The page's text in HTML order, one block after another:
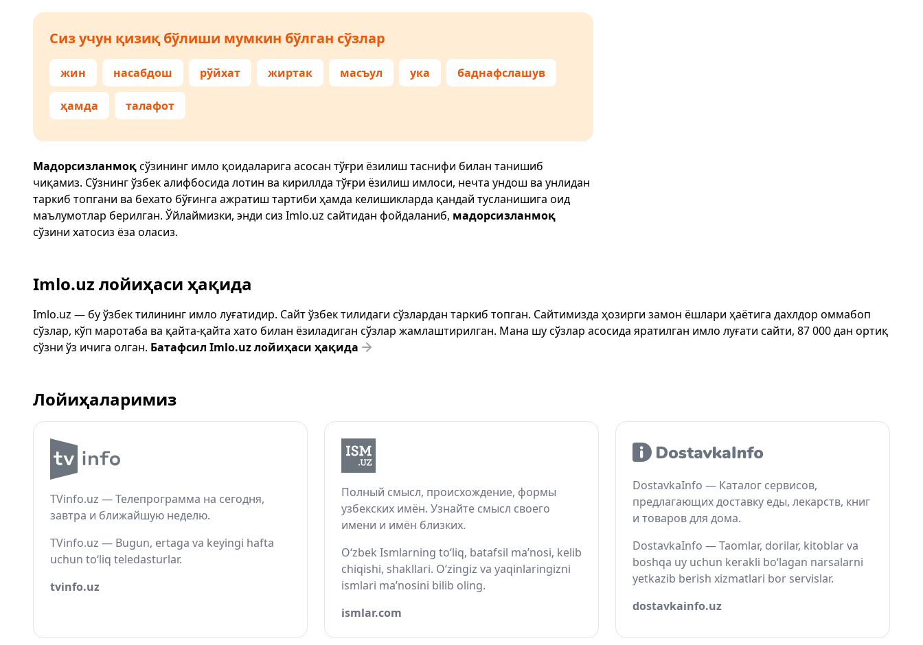
Сиз учун қизиқ бўлиши мумкин бўлган сўзлар
жин насабдош рўйхат жиртак масъул ука баднафслашув
ҳамда талафот
Мадорсизланмоқсўзининг имло қоидаларига асосан тўғри ёзилиш таснифи билан танишиб
чиқамиз. Сўзнинг ўзбек алифбосида лотин ва кириллда тўғри ёзилиш имлоси, нечта ундош ва унлидан
таркиб топгани ва бехато бўғинга ажратиш тартиби ҳамда келишикларда қандай тусланишига оид
маълумотлар берилган. Ўйлаймизки, энди сиз Imlo.uz сайтидан фойдаланиб, мадорсизланмоқ
сўзини хатосиз ёза оласиз.
Imlo.uz лойиҳаси ҳақида
Imlo.uz — бу ўзбек тилининг имло луғатидир. Сайт ўзбек тилидаги сўзлардан таркиб топган. Сайтимизда ҳозирги замон ёшлари ҳаётига дахлдор оммабоп
сўзлар, кўп маротаба ва қайта-қайта хато билан ёзиладиган сўзлар жамлаштирилган. Мана шу сўзлар асосида яратилган имло луғати сайти, 87 000 дан ортиқ
сўзни ўз ичига олган. Батафсил Imlo.uz лойиҳаси ҳақида
Лойиҳаларимиз
TVinfo.uz — Телепрограмма на сегодня,
завтра и ближайшую неделю.
TVinfo.uz — Bugun, ertaga va keyingi hafta
uchun to‘liq teledasturlar.
tvinfo.uz
Полный смысл, происхождение, формы
узбекских имён. Узнайте смысл своего
имени и имён близких.
O‘zbek Ismlarning to‘liq, batafsil ma’nosi, kelib
chiqishi, shakllari. O‘zingiz va yaqinlaringizni
ismlari ma’nosini bilib oling.
ismlar.com
DostavkaInfo — Каталог сервисов,
предлагающих доставку еды, лекарств, книг
и товаров для дома.
DostavkaInfo — Taomlar, dorilar, kitoblar va
boshqa uy uchun kerakli bo‘lagan narsalarni
yetkazib berish xizmatlari bor servislar.
dostavkainfo.uz